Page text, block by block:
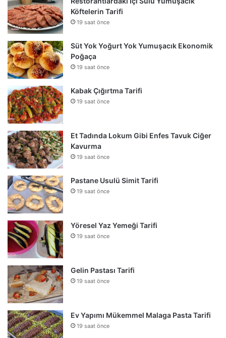
Köftelerin Tarifi
19 saat önce
Süt Yok Yoğurt Yok Yumuşacık Ekonomik
Poğaça
19 saat önce
Kabak Çığırtma Tarifi
19 saat önce
Et Tadında Lokum Gibi Enfes Tavuk Ciğer
Kavurma
19 saat önce
Pastane Usulü Simit Tarifi
19 saat önce
Yöresel Yaz Yemeği Tarifi
19 saat önce
Gelin Pastası Tarifi
19 saat önce
Ev Yapımı Mükemmel Malaga Pasta Tarifi
19 saat önce